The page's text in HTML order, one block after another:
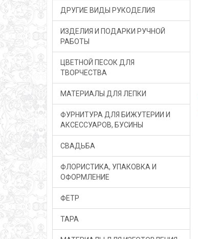
ДРУГИЕ ВИДЫ РУКОДЕЛИЯ
ИЗДЕЛИЯ И ПОДАРКИ РУЧНОЙ
РАБОТЫ
ЦВЕТНОЙ ПЕСОК ДЛЯ
ТВОРЧЕСТВА
МАТЕРИАЛЫ ДЛЯ ЛЕПКИ
ФУРНИТУРА ДЛЯ БИЖУТЕРИИ И
АКСЕССУАРОВ, БУСИНЫ
СВАДЬБА
ФЛОРИСТИКА, УПАКОВКА И
ОФОРМЛЕНИЕ
ФЕТР
ТАРА